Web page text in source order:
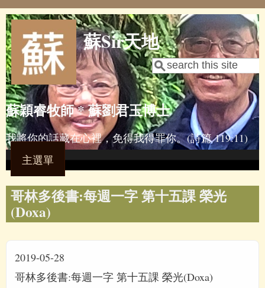
Skip to main content
蘇Sir天地
Search form
Search
蘇穎睿牧師 * 蘇劉君玉博士
我將你的話藏在心裡，免得我得罪你。(詩篇 119:11)
主選單
哥林多後書:每週一字 第十五課 榮光
(Doxa)
2019-05-28
哥林多後書:每週一字 第十五課 榮光(Doxa)